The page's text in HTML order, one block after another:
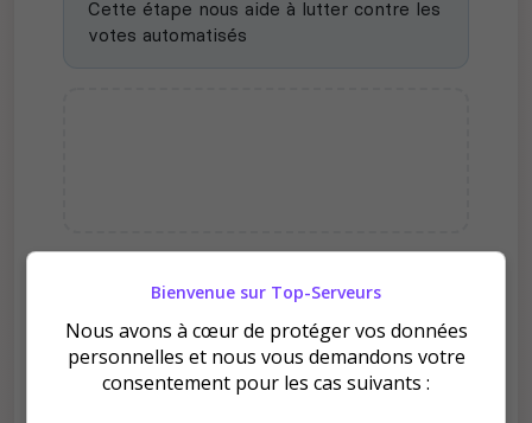
Cette étape nous aide à lutter contre les
votes automatisés
Pourquoi voter pour
[FR/RP]Team la meute ?
Bienvenue sur Top-Serveurs
Nous avons à cœur de protéger vos données
personnelles et nous vous demandons votre
consentement pour les cas suivants :